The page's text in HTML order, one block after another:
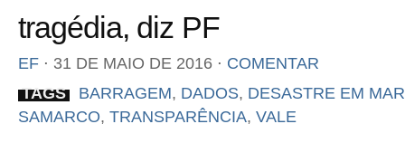
tragédia, diz PF
EF ⋅ 31 DE MAIO DE 2016 ⋅ COMENTAR
TAGS
BARRAGEM, DADOS, DESASTRE EM
SAMARCO, TRANSPARÊNCIA, VALE